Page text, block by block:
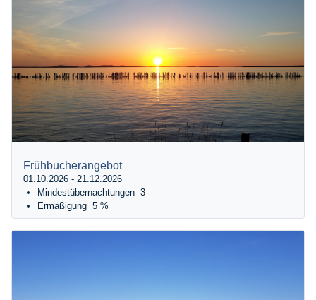
Frühbucherangebot
01.10.2026 - 21.12.2026
Mindestübernachtungen 3
Ermäßigung 5 %